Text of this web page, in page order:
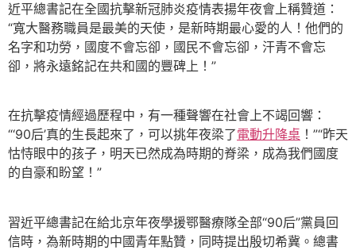
近平總書記在全國抗擊新冠肺炎疫情表揚年夜會上稱贊道：
“寬大醫務職員是最美的天使，是新時期最心愛的人！他們的
名字和功勞，國度不會忘卻，國民不會忘卻，汗青不會忘
卻，將永遠銘記在共和國的豐碑上！”
在抗擊疫情經過歷程中，有一種聲響在社會上不竭回響：
“‘90后’真的生長起來了，可以挑年夜梁了電動升降桌 ！”“昨天
怙恃眼中的孩子，明天已然成為時期的脊梁，成為我們國度
的自豪和盼望！”
習近平總書記在給北京年夜學援鄂醫療隊全部“90后”黨員回
信時，為新時期的中國青年點贊，同時提出殷切希冀。總書